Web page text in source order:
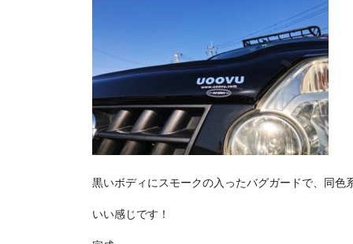
黒いボディにスモークの入ったバグガードで、同
いい感じです！